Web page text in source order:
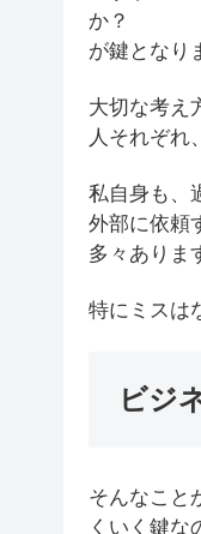
か？
が鍵となり
大切な考え
人それぞれ
私自身も、
外部に依頼
多々ありま
特にミスは
ビジ
そんなこと
くいく鍵な